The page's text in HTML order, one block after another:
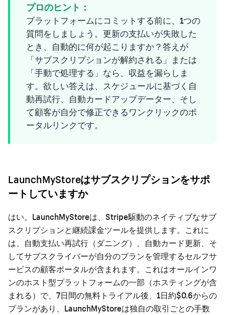
プロのヒント：
プラットフォームにコミットする前に、1つの
質問をしましょう。更新の支払いが失敗した
とき、自動的に何が起こりますか？答えが
「サブスクリプションが解約される」または
「手動で処理する」なら、収益を漏らしま
す。欲しい答えは、スケジュールに基づく自
動再試行、自動カードアップデーター、そし
て顧客が自分で修正できるワンクリックのポ
ータルリンクです。
LaunchMyStoreはサブスクリプションをサポ
ートしていますか
はい。LaunchMyStoreは、Stripe駆動のネイティブなサブ
スクリプションと継続課金ツールを提供します。これに
は、自動支払い再試行（ダニング）、自動カード更新、そ
してサブスクライバーが自分のプランを管理するセルフサ
ービスの顧客ポータルが含まれます。これはオールインワ
ンのホスト型プラットフォームの一部（ホスティングが含
まれる）で、7日間の無料トライアル後、1日約$0.6からの
プランがあり、LaunchMyStoreは独自の取引ごとの手数